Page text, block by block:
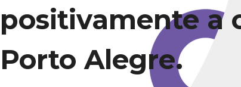
positivamente a
Porto Alegre.